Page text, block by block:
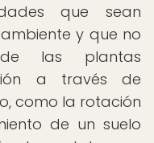
que sean
y que no
las plantas
a través de
como la rotación
de un suelo